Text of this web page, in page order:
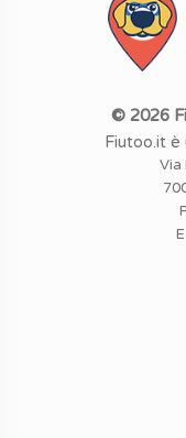
© 2026
Fiutoo.it è
Via